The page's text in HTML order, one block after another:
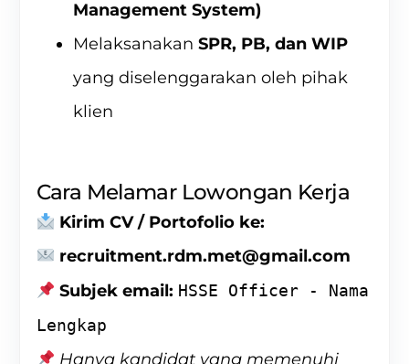
Management System)
Melaksanakan SPR, PB, dan WIP
yang diselenggarakan oleh pihak
klien
Cara Melamar Lowongan Kerja
Kirim CV / Portofolio ke:
recruitment.rdm.met@gmail.com
Subjek email: HSSE Officer - Nama
Lengkap
Hanya kandidat yang memenuhi